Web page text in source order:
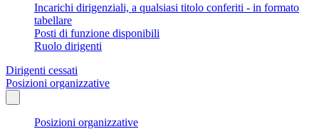
Incarichi dirigenziali, a qualsiasi titolo conferiti - in formato
tabellare
Posti di funzione disponibili
Ruolo dirigenti
Dirigenti cessati
Posizioni organizzative
Posizioni organizzative